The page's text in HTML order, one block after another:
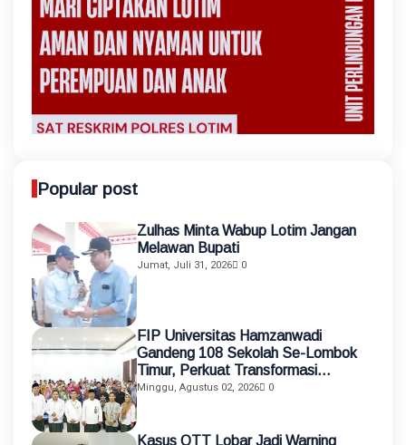
Popular post
Zulhas Minta Wabup Lotim Jangan
Melawan Bupati
Jumat, Juli 31, 2026 0
FIP Universitas Hamzanwadi
Gandeng 108 Sekolah Se-Lombok
Timur, Perkuat Transformasi
Pendidikan melalui Asistensi
Minggu, Agustus 02, 2026 0
Kasus OTT Lobar Jadi Warning